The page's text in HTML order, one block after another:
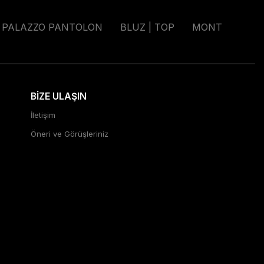
PALAZZO PANTOLON BLUZ | TOP
MONT
BİZE ULAŞIN
İletişim
Öneri ve Görüşleriniz